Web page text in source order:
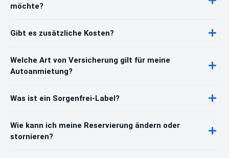
möchte?
Gibt es zusätzliche Kosten?
Welche Art von Versicherung gilt für meine
Autoanmietung?
Was ist ein Sorgenfrei-Label?
Wie kann ich meine Reservierung ändern oder
stornieren?